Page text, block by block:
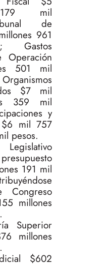
mil
de
961
Gastos
Operación
501 mil
$7 mil
359 mil
y
$6 mil 757
pesos.
191 mil
Congreso
millones
Superior
millones
$602